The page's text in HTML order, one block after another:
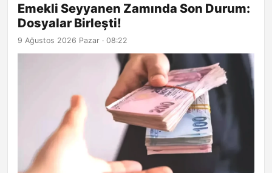
Emekli Seyyanen Zamında Son Durum:
Dosyalar Birleşti!
9 Ağustos 2026 Pazar · 08:22